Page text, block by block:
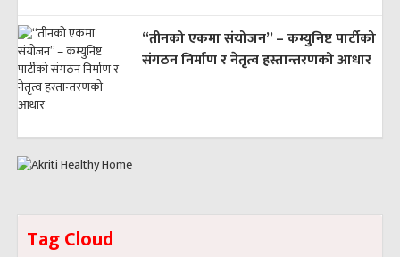
“तीनको एकमा संयोजन” – कम्युनिष्ट पार्टीको
संगठन निर्माण र नेतृत्व हस्तान्तरणको आधार
Tag Cloud